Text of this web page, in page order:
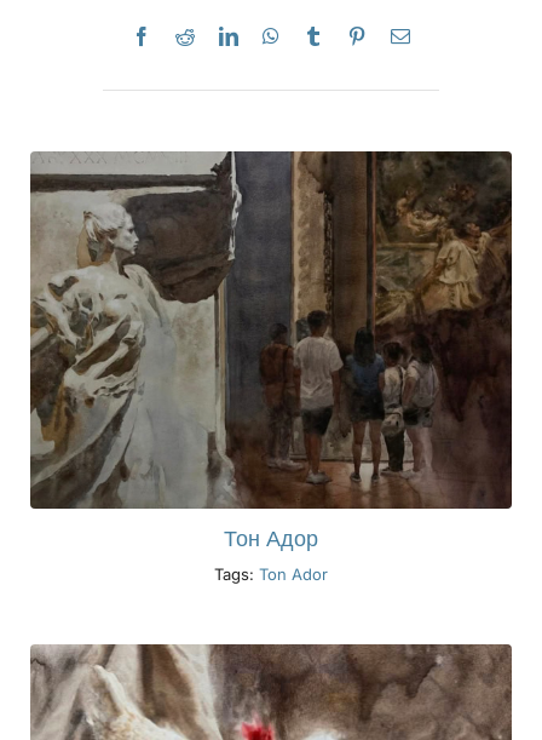
Тон Адор
Tags: Ton Ador